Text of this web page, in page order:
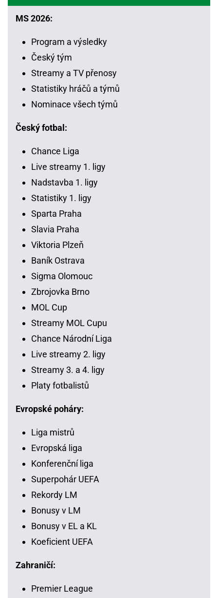
MS 2026:
Program a výsledky
Český tým
Streamy a TV přenosy
Statistiky hráčů a týmů
Nominace všech týmů
Český fotbal:
Chance Liga
Live streamy 1. ligy
Nadstavba 1. ligy
Statistiky 1. ligy
Sparta Praha
Slavia Praha
Viktoria Plzeň
Baník Ostrava
Sigma Olomouc
Zbrojovka Brno
MOL Cup
Streamy MOL Cupu
Chance Národní Liga
Live streamy 2. ligy
Streamy 3. a 4. ligy
Platy fotbalistů
Evropské poháry:
Liga mistrů
Evropská liga
Konferenční liga
Superpohár UEFA
Rekordy LM
Bonusy v LM
Bonusy v EL a KL
Koeficient UEFA
Zahraničí:
Premier League